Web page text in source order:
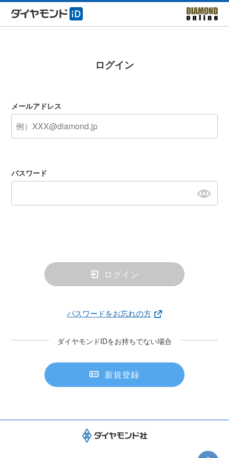
ログイン
メールアドレス
パスワード
ログイン
パスワードをお忘れの方
ダイヤモンドIDをお持ちでない場合
新規登録